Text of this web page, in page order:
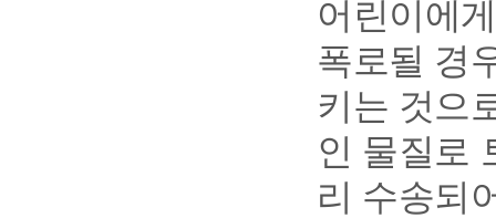
어린이에
폭로될 경
키는 것으
인 물질로
리 수송되